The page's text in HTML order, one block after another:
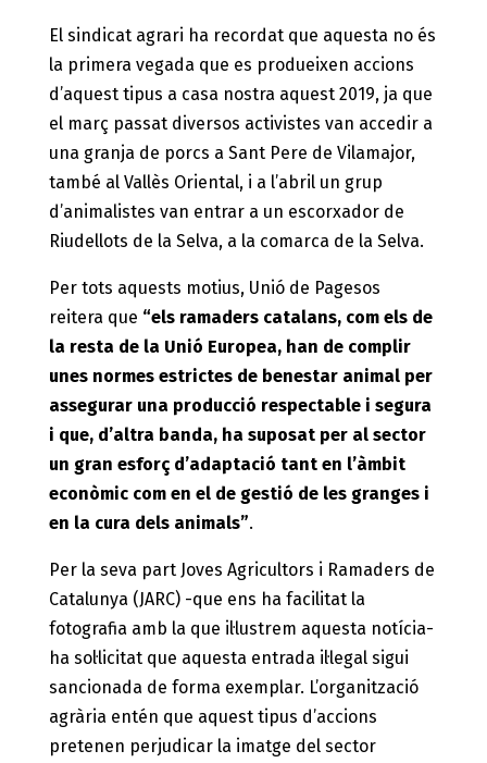
El sindicat agrari ha recordat que aquesta no és
la primera vegada que es produeixen accions
d’aquest tipus a casa nostra aquest 2019, ja que
el març passat diversos activistes van accedir a
una granja de porcs a Sant Pere de Vilamajor,
també al Vallès Oriental, i a l’abril un grup
d’animalistes van entrar a un escorxador de
Riudellots de la Selva, a la comarca de la Selva.
Per tots aquests motius, Unió de Pagesos
reitera que “els ramaders catalans, com els de
la resta de la Unió Europea, han de complir
unes normes estrictes de benestar animal per
assegurar una producció respectable i segura
i que, d’altra banda, ha suposat per al sector
un gran esforç d’adaptació tant en l’àmbit
econòmic com en el de gestió de les granges i
en la cura dels animals”.
Per la seva part Joves Agricultors i Ramaders de
Catalunya (JARC) -que ens ha facilitat la
fotografia amb la que il·lustrem aquesta notícia-
ha sol·licitat que aquesta entrada il·legal sigui
sancionada de forma exemplar. L’organització
agrària entén que aquest tipus d’accions
pretenen perjudicar la imatge del sector